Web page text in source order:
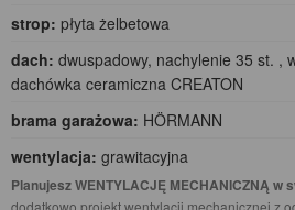
strop: płyta żelbetowa
dach: dwuspadowy, nachylenie 35 st. ,
dachówka ceramiczna CREATON
brama garażowa: HÖRMANN
wentylacja: grawitacyjna
Planujesz WENTYLACJĘ MECHANICZNĄ w